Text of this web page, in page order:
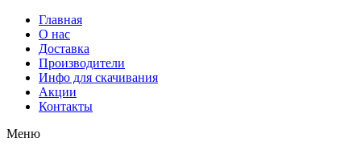
Главная
О нас
Доставка
Производители
Инфо для скачивания
Акции
Контакты
Меню